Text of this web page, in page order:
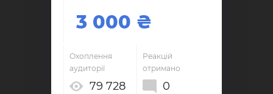
3 000
Охоплення
аудиторії
79 728
Реакцій
отримано
0